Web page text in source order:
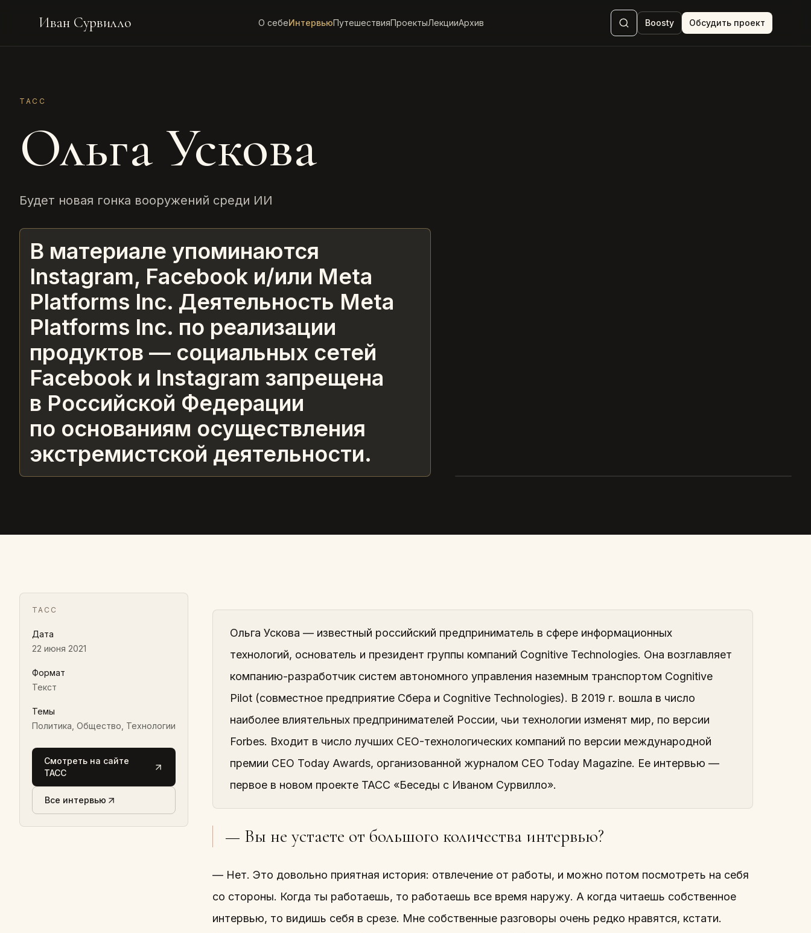
Иван Сурвилло О себеИнтервьюПутешествияПроектыЛекцииАрхив Boosty Обсудить проект
ТАСС
Ольга Ускова
Будет новая гонка вооружений среди ИИ
В материале упоминаются
Instagram, Facebook и/или Meta
Platforms Inc. Деятельность Meta
Platforms Inc. по реализации
продуктов — социальных сетей
Facebook и Instagram запрещена
в Российской Федерации
по основаниям осуществления
экстремистской деятельности.
ТАСС
Дата
22 июня 2021
Формат
Текст
Темы
Политика, Общество, Технологии
Смотреть на сайте
ТАСС
Все интервью
Ольга Ускова — известный российский предприниматель в сфере информационных
технологий, основатель и президент группы компаний Cognitive Technologies. Она возглавляет
компанию-разработчик систем автономного управления наземным транспортом Cognitive
Pilot (совместное предприятие Сбера и Cognitive Technologies). В 2019 г. вошла в число
наиболее влиятельных предпринимателей России, чьи технологии изменят мир, по версии
Forbes. Входит в число лучших CEO-технологических компаний по версии международной
премии CEO Today Awards, организованной журналом CEO Today Magazine. Ее интервью —
первое в новом проекте ТАСС «Беседы с Иваном Сурвилло».
— Вы не устаете от большого количества интервью?
— Нет. Это довольно приятная история: отвлечение от работы, и можно потом посмотреть на себя
со стороны. Когда ты работаешь, то работаешь все время наружу. А когда читаешь собственное
интервью, то видишь себя в срезе. Мне собственные разговоры очень редко нравятся, кстати.